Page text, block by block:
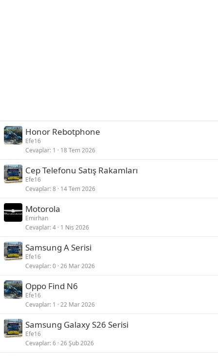
Honor Rebotphone
Efe16
Cevaplar 1 18 Tem 2026
Cep Telefonu Satış Rakamları
Efe16
Cevaplar 8 14 Tem 2026
Motorola
Emirhan
Cevaplar 4 1 Nis 2026
Samsung A Serisi
Efe16
Cevaplar 0 26 Mar 2026
Oppo Find N6
Efe16
Cevaplar 1 22 Mar 2026
Samsung Galaxy S26 Serisi
Efe16
Cevaplar 6 26 Şub 2026